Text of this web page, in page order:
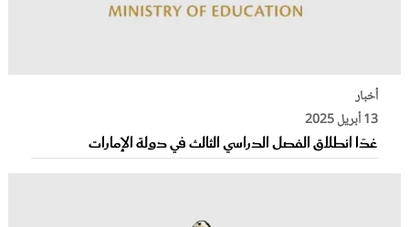
أخبار
13 أبريل 2025
غدًا انطلاق الفصل الدراسي الثالث في دولة الإمارات